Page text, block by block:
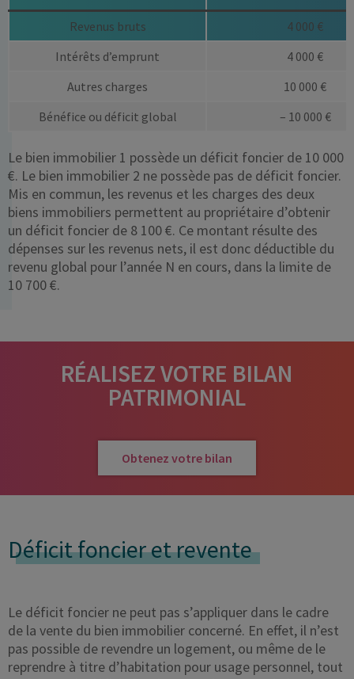
Revenus bruts
4 000 €
Intérêts d’emprunt
4 000 €
Autres charges
10 000 €
Bénéfice ou déficit global
– 10 000 €
Le bien immobilier 1 possède un déficit foncier de 10 000
€. Le bien immobilier 2 ne possède pas de déficit foncier.
Mis en commun, les revenus et les charges des deux
biens immobiliers permettent au propriétaire d’obtenir
un déficit foncier de 8 100 €. Ce montant résulte des
dépenses sur les revenus nets, il est donc déductible du
revenu global pour l’année N en cours, dans la limite de
10 700 €.
RÉALISEZ VOTRE BILAN
PATRIMONIAL
Obtenez votre bilan
Déficit foncier et revente
Le déficit foncier ne peut pas s’appliquer dans le cadre
de la vente du bien immobilier concerné. En effet, il n’est
pas possible de revendre un logement, ou même de le
reprendre à titre d’habitation pour usage personnel, tout